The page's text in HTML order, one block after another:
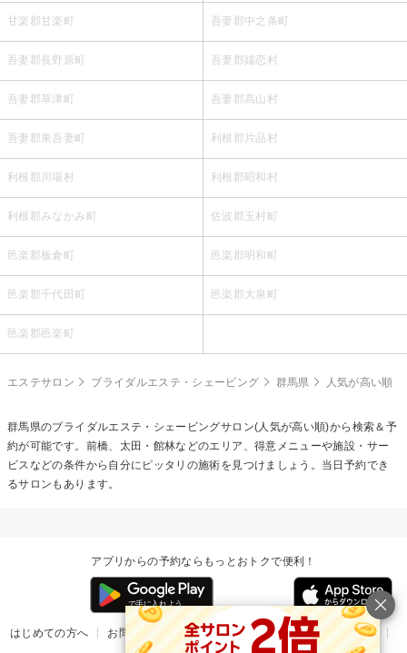
甘楽郡甘楽町 吾妻郡中之条町
吾妻郡長野原町 吾妻郡嬬恋村
吾妻郡草津町 吾妻郡高山村
吾妻郡東吾妻町 利根郡片品村
利根郡川場村 利根郡昭和村
利根郡みなかみ町 佐波郡玉村町
邑楽郡板倉町 邑楽郡明和町
邑楽郡千代田町 邑楽郡大泉町
邑楽郡邑楽町
エステサロン ブライダルエステ・シェービング 群馬県 人気が高い順
群馬県のブライダルエステ・シェービングサロン(人気が高い順)から検索＆予
約が可能です。前橋、太田・館林などのエリア、得意メニューや施設・サー
ビスなどの条件から自分にピッタリの施術を見つけましょう。当日予約でき
るサロンもあります。
アプリからの予約ならもっとおトクで便利！
はじめての方へ お問い合わせ ヘルプ リリース情報
利用規約